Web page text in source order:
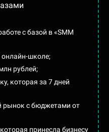
с базой в «SMM
онлайн-школе;
рублей;
которая за 7 дней
рынок с бюджетами от
принесла бизнесу